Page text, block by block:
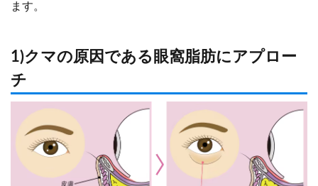
ます。
1)クマの原因である眼窩脂肪にアプロー
チ